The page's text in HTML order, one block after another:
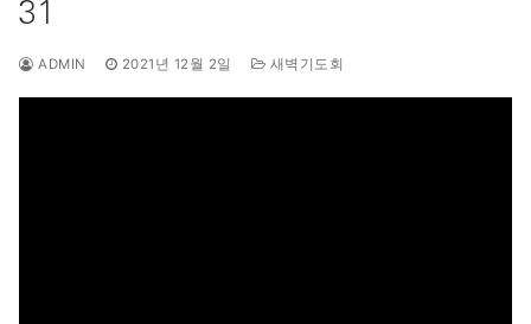
31
ADMIN 2021년 12월 2일 새벽기도회